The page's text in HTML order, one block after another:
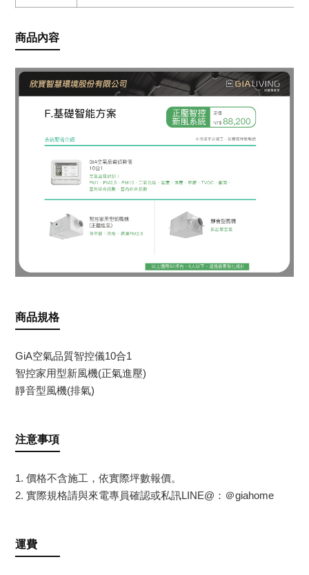
商品內容
商品規格
GiA空氣品質智控儀10合1
智控家用型新風機(正氣進壓)
靜音型風機(排氣)
注意事項
1. 價格不含施工，依實際坪數報價。
2. 實際規格請與來電專員確認或私訊LINE@：＠giahome
運費